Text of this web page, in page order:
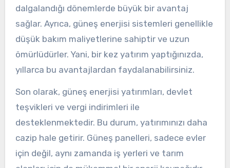
dalgalandığı dönemlerde büyük bir avantaj
sağlar. Ayrıca, güneş enerjisi sistemleri genellikle
düşük bakım maliyetlerine sahiptir ve uzun
ömürlüdürler. Yani, bir kez yatırım yaptığınızda,
yıllarca bu avantajlardan faydalanabilirsiniz.
Son olarak, güneş enerjisi yatırımları, devlet
teşvikleri ve vergi indirimleri ile
desteklenmektedir. Bu durum, yatırımınızı daha
cazip hale getirir. Güneş panelleri, sadece evler
için değil, aynı zamanda iş yerleri ve tarım